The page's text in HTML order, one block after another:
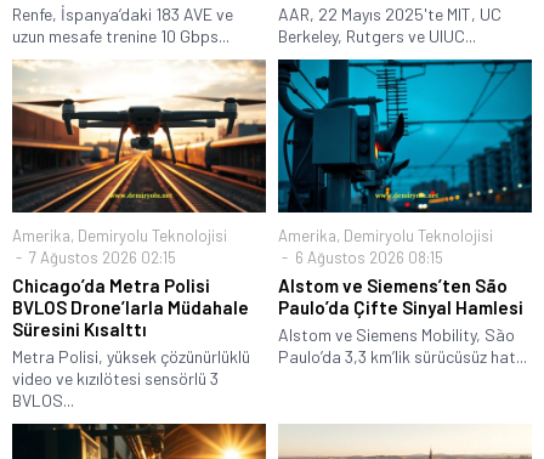
Renfe, İspanya’daki 183 AVE ve
uzun mesafe trenine 10 Gbps...
AAR, 22 Mayıs 2025'te MIT, UC
Berkeley, Rutgers ve UIUC...
Amerika, Demiryolu Teknolojisi
7 Ağustos 2026 02:15
Chicago’da Metra Polisi
BVLOS Drone’larla Müdahale
Süresini Kısalttı
Metra Polisi, yüksek çözünürlüklü
video ve kızılötesi sensörlü 3
BVLOS...
Amerika, Demiryolu Teknolojisi
6 Ağustos 2026 08:15
Alstom ve Siemens’ten São
Paulo’da Çifte Sinyal Hamlesi
Alstom ve Siemens Mobility, São
Paulo’da 3,3 km’lik sürücüsüz hat...